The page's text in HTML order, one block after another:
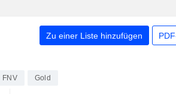
Zu einer Liste hinzufügen
FNV Gold